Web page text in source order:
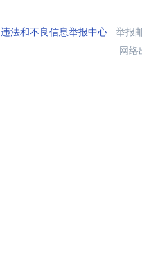
违法和不良信息举报中心举报
网